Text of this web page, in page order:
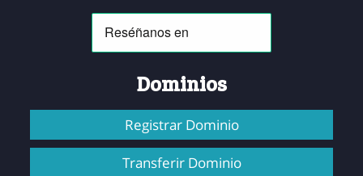
Dominios
Registrar Dominio
Transferir Dominio